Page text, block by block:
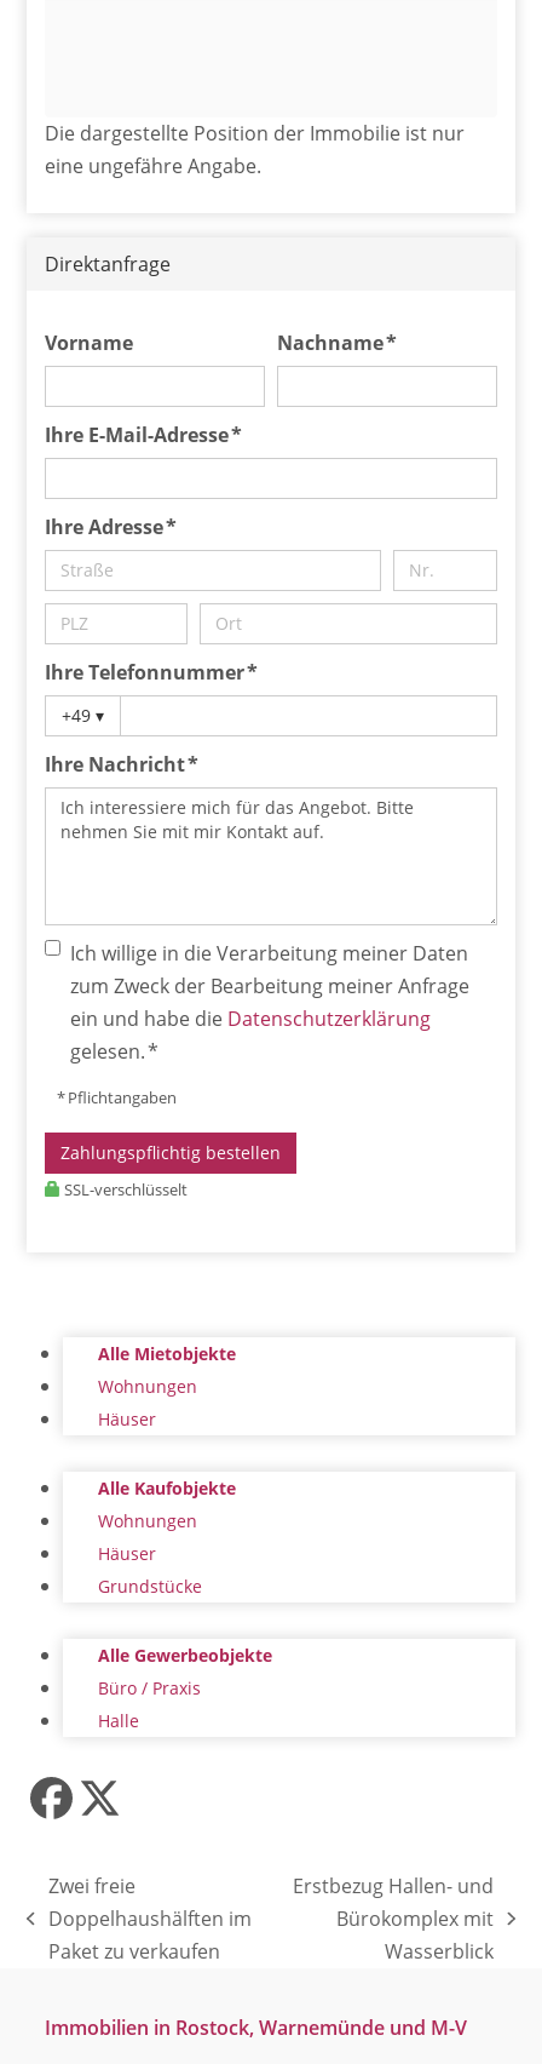
Die dargestellte Position der Immobilie ist nur
eine ungefähre Angabe.
Direktanfrage
Vorname Nachname *
Ihre E-Mail-Adresse *
Ihre Adresse *
Ihre Telefonnummer *
+49 ▾
Ihre Nachricht *
Ich willige in die Verarbeitung meiner Daten
zum Zweck der Bearbeitung meiner Anfrage
ein und habe die Datenschutzerklärung
gelesen. *
* Pflichtangaben
Zahlungspflichtig bestellen
SSL-verschlüsselt
Alle Mietobjekte
Wohnungen
Häuser
Alle Kaufobjekte
Wohnungen
Häuser
Grundstücke
Alle Gewerbeobjekte
Büro / Praxis
Halle
Facebook
Twitter
vorheriger
Beitrag:
Zwei freie
Doppelhaushälften im
Paket zu verkaufen
Nächster
Erstbezug Hallen- und
Bürokomplex mit
Wasserblick
Immobilien in Rostock, Warnemünde und M-V